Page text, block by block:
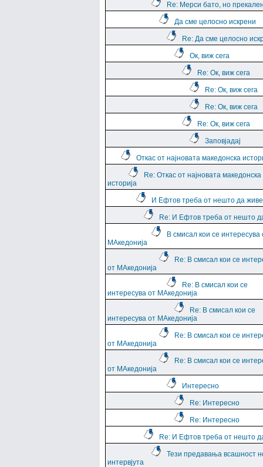
Re: Мерси бато, но
Да сме целосно искрени
Re: Да сме целосно
Ок, виж сега
Re: Ок, виж сега
Re: Ок, виж сега
Re: Ок, виж сега
Re: Ок, виж сега
Заповјадај
Откас от најновата македонска
Re: Откас от најновата македонска
историја
И Ефтов треба от нешто да
Re: И Ефтов треба от нешто
В смисал кои се интересува
МАкедонија
Re: В смисал кои се
от МАкедонија
Re: В смисал кои се
интересува от МАкедонија
Re: В смисал кои се
интересува от МАкедонија
Re: В смисал кои се
от МАкедонија
Re: В смисал кои се
от МАкедонија
Интересно
Re: Интересно
Re: Интересно
Re: И Ефтов треба от нешто
Тези предавања всашност
интервјута